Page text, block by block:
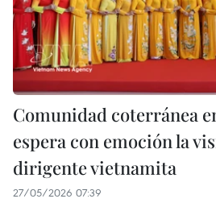
Comunidad coterránea
espera con emoción la
dirigente vietnamita
27/05/2026 07:39